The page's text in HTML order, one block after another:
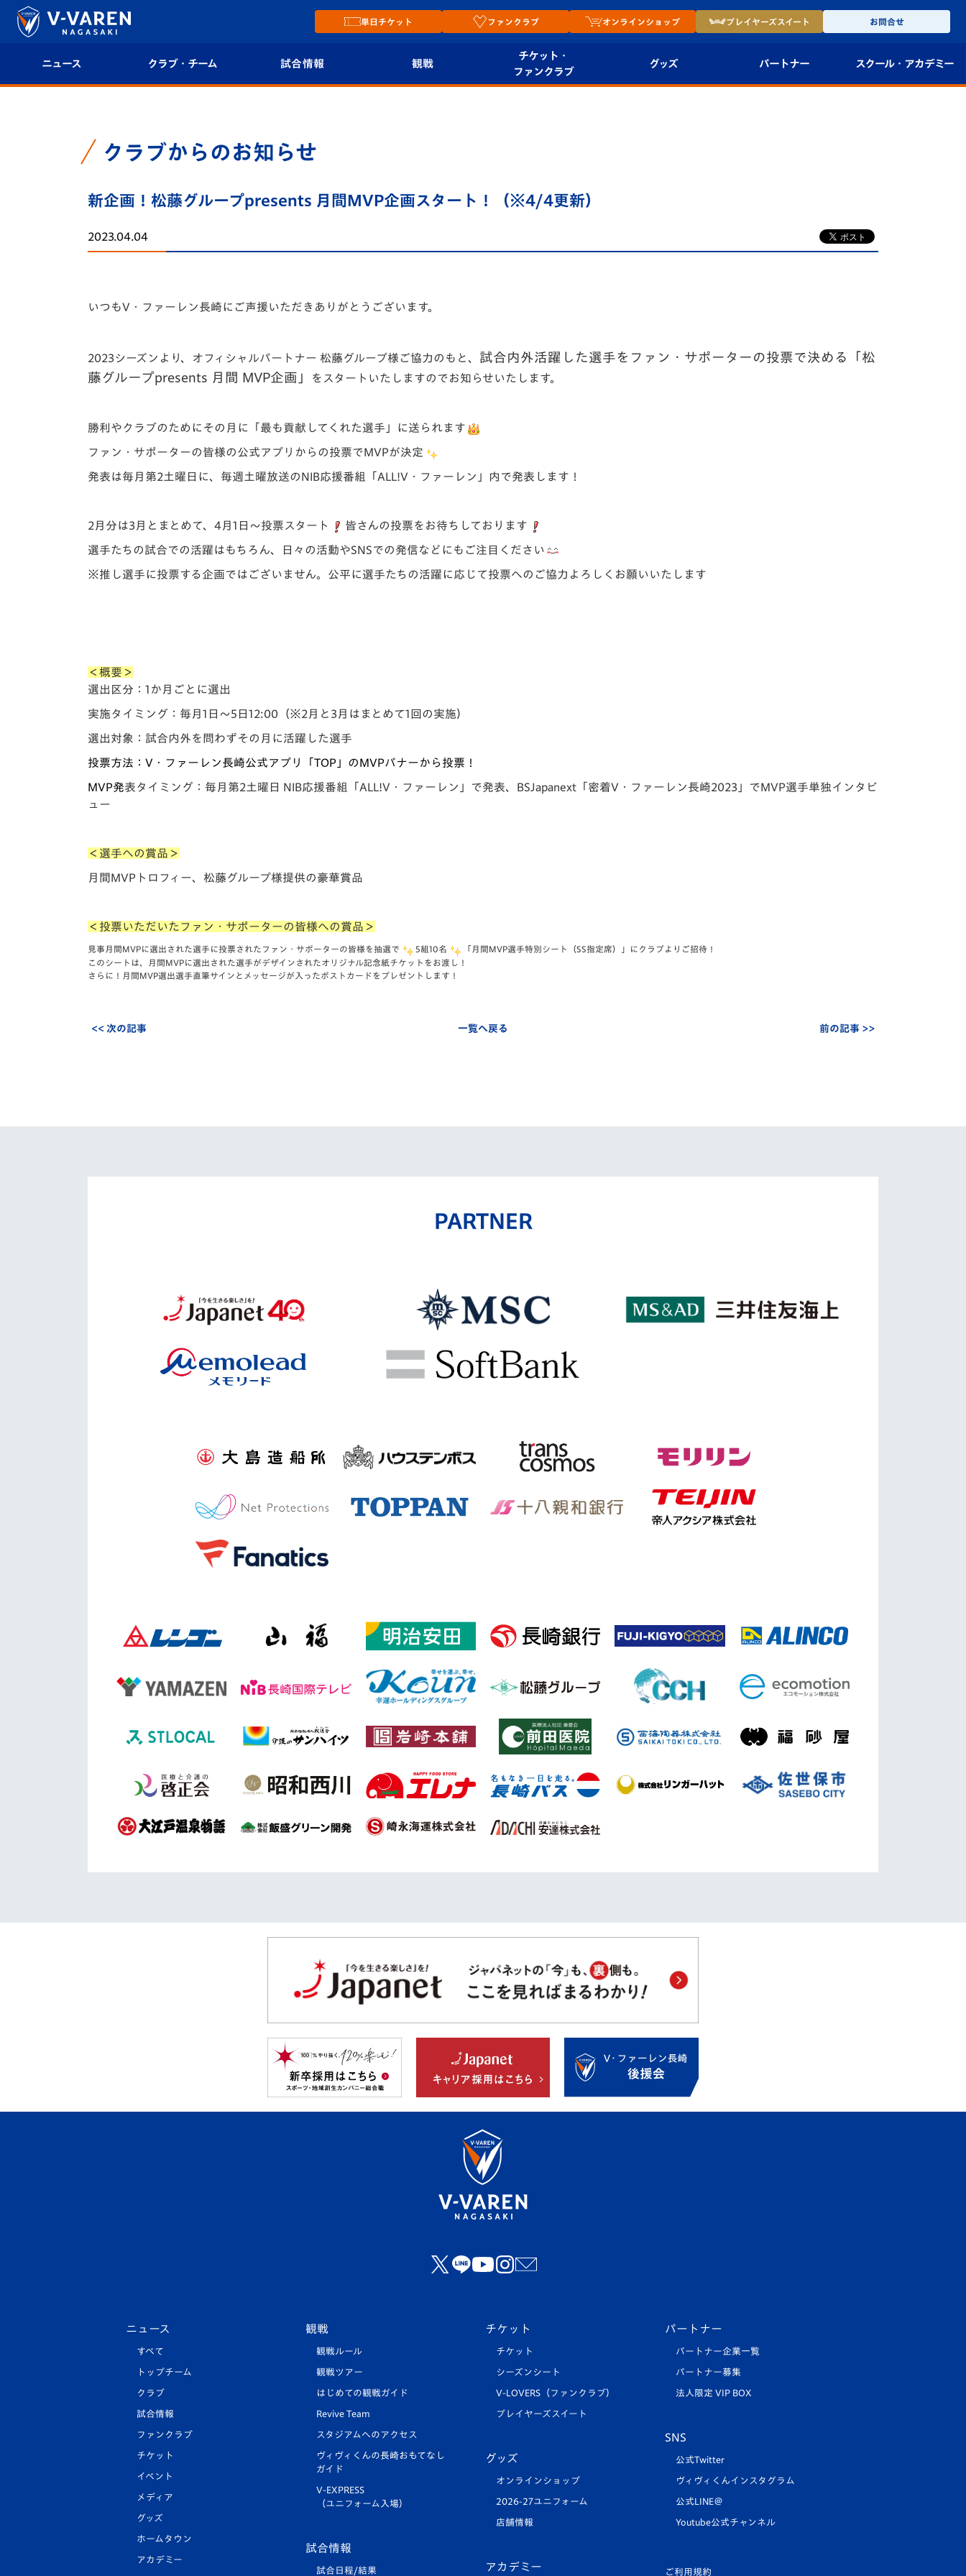
単日チケット ファンクラブ オンラインショップ プレイヤーズスイート お問合せ
ニュース クラブ・チーム
フィロソフィー
選手プロフィール
チームスケジュール
応援メディア
平和祈念活動
ホームタウン活動
試合情報
フォトギャラリー
観戦
Revive Team
チケット・
ファンクラブ
V-LOVERS（ファン
グッズ パートナー スクール・ アカデミー
スクール
クラブからのお知らせ
新企画！松藤グループpresents 月間MVP企画スタート！（※4/4更新）
2023.04.04
いつもV・ファーレン長崎にご声援いただきありがとうございます。
2023シーズンより、 オフィシャルパートナー 松藤グループ様ご協力のもと、 試合内外活躍した選手を ファン・サポーターの投票で決める「 松
藤グループpresents 月間 MVP企画」
をスタートいたしますのでお知らせいたします。
勝利やクラブのためにその月に「最も貢献してくれた選手」 に送られます
ファン・サポーターの皆様の公式アプリからの投票でMVPが決定
発表は毎月第2土曜日に、毎週土曜放送のNIB応援番組「ALL!V・ファーレン」内で発表 します！
2月分は3月とまとめて、4月1日～投票スタート 皆さんの投票をお待ちしております
選手たちの試合での活躍はもちろん、日々の活動やSNSでの発信などにもご注目ください
※推し選手に投票する企画ではございません。公平に選手たちの活躍に応じて投票へのご協力よろしくお願いいたします
＜概要＞
選出区分：1か月ごとに選出
実施タイミング：毎月1日～5日12:00（※2月と3月はまとめて1回の実施）
選出対象：試合内外を問わずその月に活躍した選手
投票方法： V・ファーレン長崎公式アプリ「TOP」のMVPバナーから投票！
MVP発表タイミング： 毎月第2土曜日 NIB応援番組「ALL!V・ファーレン」で発表、 BSJapanext「密着V・ファーレン長崎2023」
でMVP選手単独インタビ
ュー
＜選手への賞品＞
月間MVPトロフィー、松藤グループ様提供の豪華賞品
＜投票いただいたファン・サポーターの皆様への賞品＞
見事月間MVPに選出された選手に投票されたファン・サポーターの皆様を抽選で 5組10名
「月間MVP選手特別シート（SS指定席）」にクラブよりご招待！
このシートは、月間MVPに選出された選手がデザインされたオリジナル記念紙チケットをお渡し！
さらに！月間MVP選出選手直筆サインとメッセージが入ったポストカー ドをプレゼントします！
<< 次の記事 一覧へ戻る 前の記事 >>
PARTNER
ニュース
すべて
トップチーム
クラブ
試合情報
ファンクラブ
チケット
イベント
メディア
グッズ
ホームタウン
アカデミー
観戦
観戦ルール
観戦ツアー
はじめての観戦ガイド
Revive Team
スタジアムへのアクセス
ヴィヴィくんの長崎おもてなし
ガイド
V-EXPRESS
（ユニフォーム入場）
試合情報
試合日程/結果
チケット
チケット
シーズンシート
V-LOVERS（ファンクラブ）
プレイヤーズスイート
グッズ
オンラインショップ
2026-27ユニフォーム
店舗情報
アカデミー
パートナー
パートナー企業一覧
パートナー募集
法人限定 VIP BOX
SNS
公式Twitter
ヴィヴィくんインスタグラム
公式LINE＠
Youtube公式チャンネル
ご利用規約